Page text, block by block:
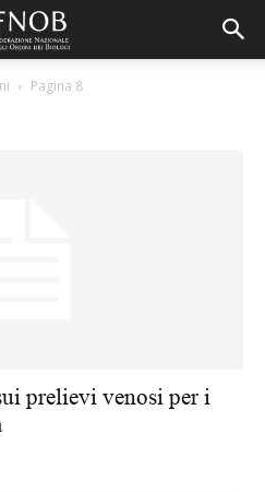
Pagina 8
prelievi venosi per i